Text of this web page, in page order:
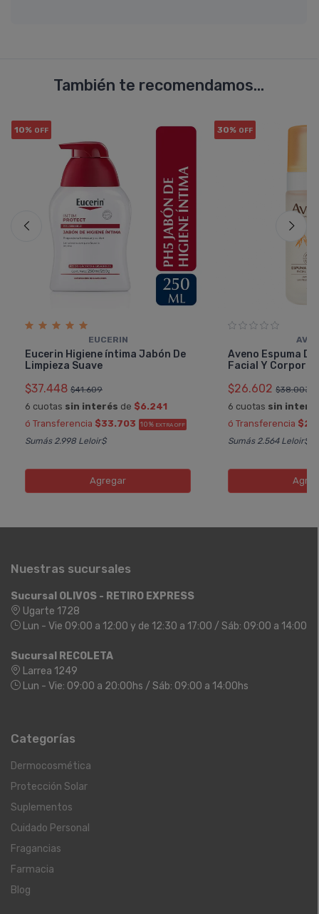
También te recomendamos...
10% OFF
EUCERIN
Eucerin Higiene í­ntima Jabón De
Limpieza Suave
$37.448 $41.609
6 cuotas sin interés de $6.241
ó Transferencia $33.703 10% EXTRA OFF
Sumás 2.998 Leloir$
Agregar
30% OFF
Aveno Espuma
Facial Y Corporal
$26.602 $38.003
6 cuotas sin
ó Transferencia
Sumás 2.564 Leloir$
Nuestras sucursales
Sucursal OLIVOS - RETIRO EXPRESS
Ugarte 1728
Lun - Vie 09:00 a 12:00 y de 12:30 a 17:00 / Sáb: 09:00 a 14:00
Sucursal RECOLETA
Larrea 1249
Lun - Vie: 09:00 a 20:00hs / Sáb: 09:00 a 14:00hs
Categorías
Dermocosmética
Protección Solar
Suplementos
Cuidado Personal
Fragancias
Farmacia
Blog